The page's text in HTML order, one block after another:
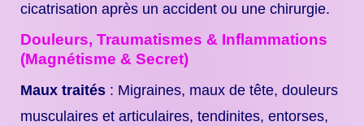
cicatrisation après un accident ou une chirurgie.
Douleurs, Traumatismes & Inflammations
(Magnétisme & Secret)
Maux traités : Migraines, maux de tête, douleurs
musculaires et articulaires, tendinites, entorses,